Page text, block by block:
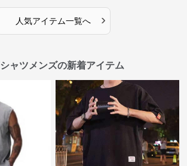
人気アイテム一覧へ ›
ャツメンズの新着アイテム